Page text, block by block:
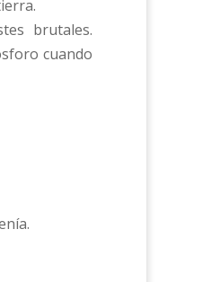
brutales.
cuando